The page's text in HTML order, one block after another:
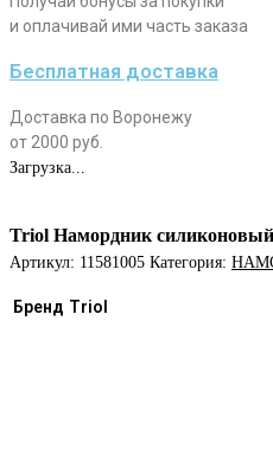
и оплачивай ими часть заказа
Бесплатная доставка
Доставка по Воронежу
от 2000 руб.
Загрузка...
Triol Намордник
Артикул: 11581005 Категория:
Бренд Triol